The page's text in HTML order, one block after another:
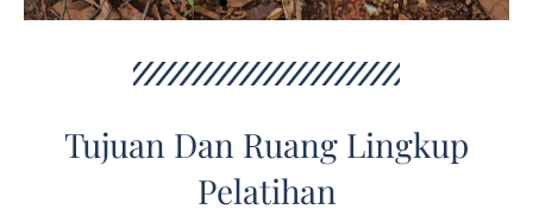
Tujuan Dan Ruang Lingkup
Pelatihan